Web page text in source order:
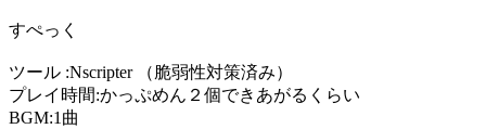
すぺっく
ツール :Nscripter （脆弱性対策済み）
プレイ時間:かっぷめん２個できあがるくらい
BGM:1曲